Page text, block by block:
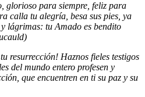
glorioso para siempre, feliz para
calla tu alegría, besa sus pies, ya
lágrimas: tu Amado es bendito
resurrección! Haznos fieles testigos
del mundo entero profesen y
que encuentren en ti su paz y su